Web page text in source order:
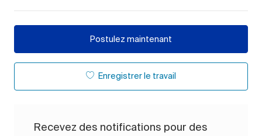
Postulez maintenant
Enregistrer le travail
Recevez des notifications pour des